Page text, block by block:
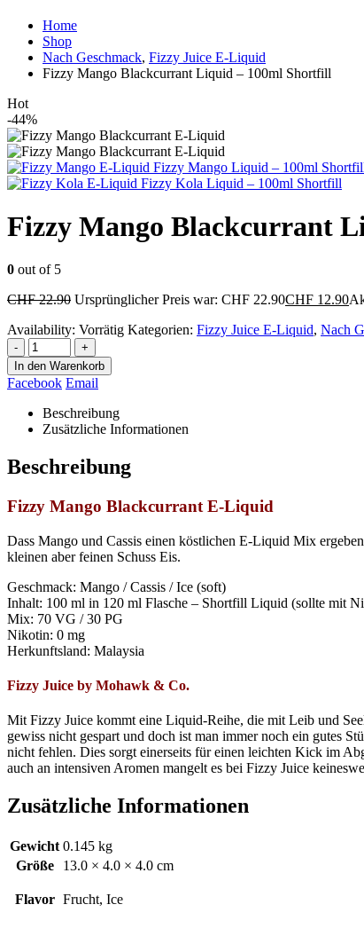
Home
Shop
Nach Geschmack, Fizzy Juice E-Liquid
Fizzy Mango Blackcurrant Liquid – 100ml Shortfill
Hot
-44%
Fizzy Mango Liquid – 100ml
Fizzy Kola Liquid – 100ml Shortfill
Fizzy Mango Blackcurrant
0 out of 5
CHF22.90 Ursprünglicher Preis war: CHF 22.90CHF 12.90
Availability: Vorrätig Kategorien: Fizzy Juice E-Liquid, Nach
-
+
In den Warenkorb
Facebook Email
Beschreibung
Zusätzliche Informationen
Beschreibung
Fizzy Mango Blackcurrant E-Liquid
Dass Mango und Cassis einen köstlichen E-Liquid Mix
kleinen aber feinen Schuss Eis.
Geschmack: Mango / Cassis / Ice (soft)
Inhalt: 100 ml in 120 ml Flasche – Shortfill Liquid (sollte mit
Mix: 70 VG / 30 PG
Nikotin: 0 mg
Herkunftsland: Malaysia
Fizzy Juice by Mohawk & Co.
MitFizzy Juice kommt eine Liquid-Reihe, die mit Leib und
gewiss nicht gespart und doch ist man immer noch ein gutes
nicht fehlen. Dies sorgt einerseits für einen leichten Kick im
auch an intensiven Aromen mangelt es bei Fizzy Juice
Zusätzliche Informationen
Gewicht 0.145 kg
Größe
13.0 × 4.0 × 4.0 cm
Flavor Frucht, Ice